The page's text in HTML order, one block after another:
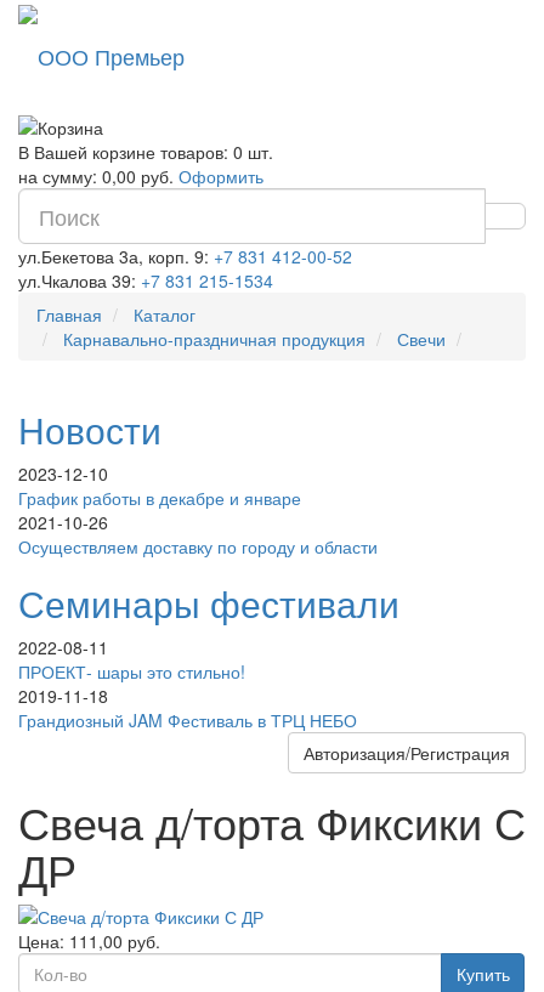
ООО Премьер
В Вашей корзине товаров: 0 шт.
на сумму: 0,00 руб. Оформить
ул.Бекетова 3а, корп. 9: +7 831 412-00-52
ул.Чкалова 39: +7 831 215-1534
Главная
Каталог
Карнавально-праздничная продукция
Свечи
Новости
2023-12-10
График работы в декабре и январе
2021-10-26
Осуществляем доставку по городу и области
Семинары фестивали
2022-08-11
ПРОЕКТ- шары это стильно!
2019-11-18
Грандиозный JAM Фестиваль в ТРЦ НЕБО
Авторизация/Регистрация
Свеча д/торта Фиксики С
ДР
Цена: 111,00 руб.
Купить